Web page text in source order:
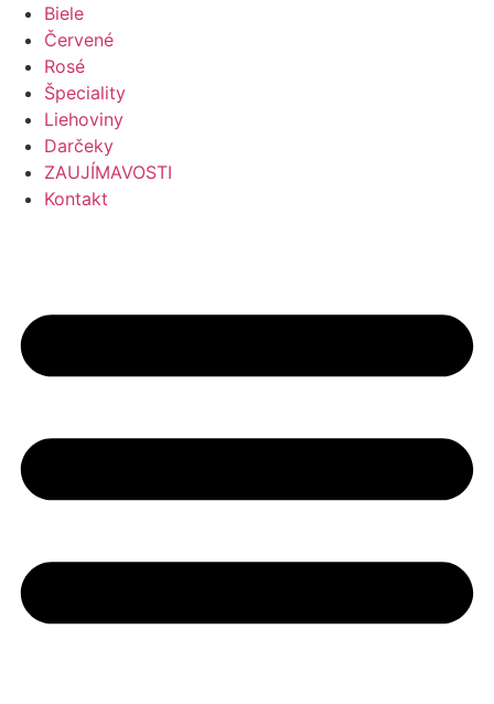
Preskočiť
obsah
Biele
Červené
Rosé
Špeciality
Liehoviny
Darčeky
ZAUJÍMAVOSTI
Kontakt